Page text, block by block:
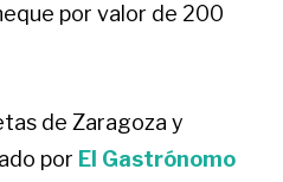
por valor de 200
de Zaragoza y
por El Gastrónomo